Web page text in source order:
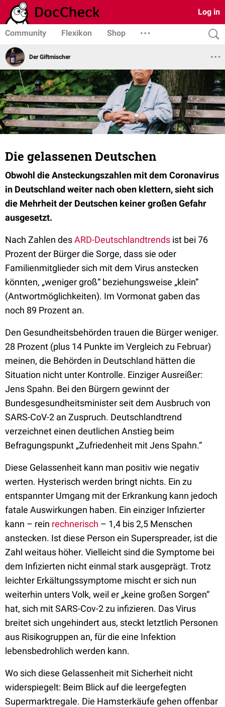
Log in
Community Flexikon Shop
Der Giftmischer
Die gelassenen Deutschen
Obwohl die Ansteckungszahlen mit dem Coronavirus
in Deutschland weiter nach oben klettern, sieht sich
die Mehrheit der Deutschen keiner großen Gefahr
ausgesetzt.
Nach Zahlen desARD-Deutschlandtrends ist bei 76
Prozent der Bürger die Sorge, dass sie oder
Familienmitglieder sich mit dem Virus anstecken
könnten, „weniger groß“ beziehungsweise „klein“
(Antwortmöglichkeiten). Im Vormonat gaben das
noch 89 Prozent an.
Den Gesundheitsbehörden trauen die Bürger weniger.
28 Prozent (plus 14 Punkte im Vergleich zu Februar)
meinen, die Behörden in Deutschland hätten die
Situation nicht unter Kontrolle. Einziger Ausreißer:
Jens Spahn. Bei den Bürgern gewinnt der
Bundesgesundheitsminister seit dem Ausbruch von
SARS-CoV-2 an Zuspruch. Deutschlandtrend
verzeichnet einen deutlichen Anstieg beim
Befragungspunkt „Zufriedenheit mit Jens Spahn.“
Diese Gelassenheit kann man positiv wie negativ
werten. Hysterisch werden bringt nichts. Ein zu
entspannter Umgang mit der Erkrankung kann jedoch
fatale Auswirkungen haben. Ein einziger Infizierter
kann – rein rechnerisch – 1,4 bis 2,5 Menschen
anstecken. Ist diese Person ein Superspreader, ist die
Zahl weitaus höher. Vielleicht sind die Symptome bei
dem Infizierten nicht einmal stark ausgeprägt. Trotz
leichter Erkältungssymptome mischt er sich nun
weiterhin unters Volk, weil er „keine großen Sorgen“
hat, sich mit SARS-Cov-2 zu infizieren. Das Virus
breitet sich ungehindert aus, steckt letztlich Personen
aus Risikogruppen an, für die eine Infektion
lebensbedrohlich werden kann.
Wo sich diese Gelassenheit mit Sicherheit nicht
widerspiegelt: Beim Blick auf die leergefegten
Supermarktregale. Die Hamsterkäufe gehen offenbar